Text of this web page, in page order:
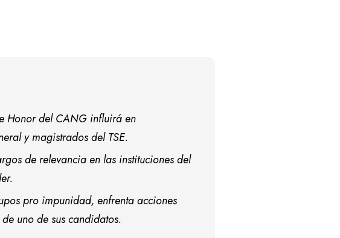
Honor del CANG influirá en
y magistrados del TSE.
de relevancia en las instituciones del
pro impunidad, enfrenta acciones
uno de sus candidatos.